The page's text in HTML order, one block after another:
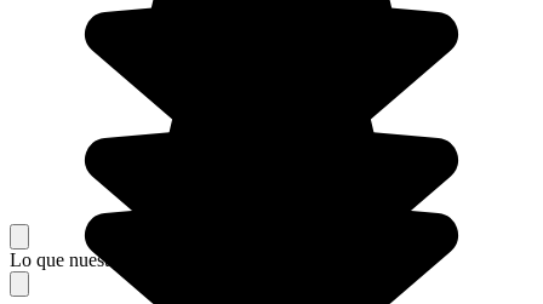
Lo que nuestros viajeros piensan de su estancia